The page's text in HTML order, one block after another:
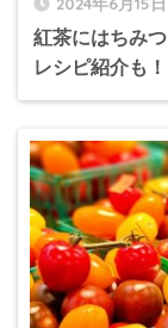
紅茶にはちみ
レシピ紹介も！